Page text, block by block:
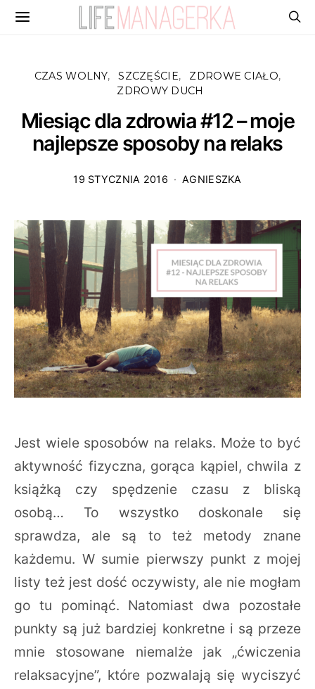
CZAS WOLNY SZCZĘŚCIE
ZDROWE CIAŁO
ZDROWY DUCH
Miesiąc dla zdrowia #12 – moje
najlepsze sposoby na relaks
19 STYCZNIA 2016 AGNIESZKA
Jest wiele sposobów na relaks. Może to być
aktywność fizyczna, gorąca kąpiel, chwila z
książką czy spędzenie czasu z bliską
osobą… To wszystko doskonale się
sprawdza, ale są to też metody znane
każdemu. W sumie pierwszy punkt z mojej
listy też jest dość oczywisty, ale nie mogłam
go tu pominąć. Natomiast dwa pozostałe
punkty są już bardziej konkretne i są przeze
mnie stosowane niemalże jak „ćwiczenia
relaksacyjne”, które pozwalają się wyciszyć